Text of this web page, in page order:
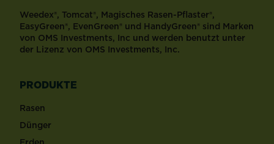
Weedex®, Tomcat®, Magisches Rasen-Pflaster®,
EasyGreen®, EvenGreen® und HandyGreen® sind Marken
von OMS Investments, Inc und werden benutzt unter
der Lizenz von OMS Investments, Inc.
PRODUKTE
Rasen
Dünger